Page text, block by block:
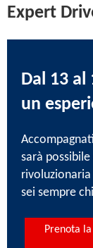
Expert
Dal 13 al
un
sarà
rivoluzionaria
sei sempre
Prenota